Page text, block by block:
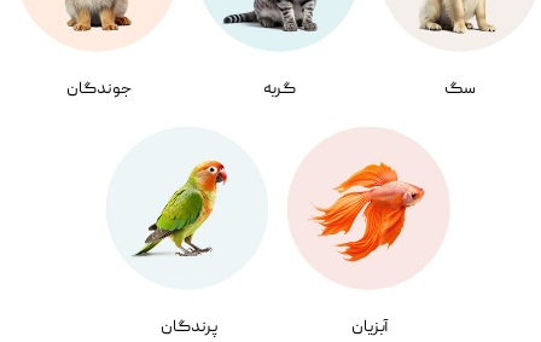
سگ گربه جوندگان
آبزیان پرندگان